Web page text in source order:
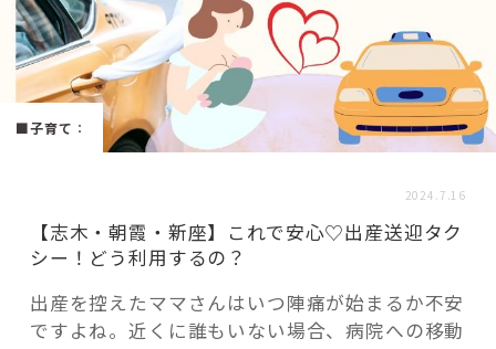
「場」
HAREL HAREL
活用事例
「モノ」
fleXe リノベ事例
■子育て ：
2024.7.16
【志木・朝霞・新座】これで安心♡出産送迎タク
シー！どう利用するの？
出産を控えたママさんはいつ陣痛が始まるか不安
ですよね。近くに誰もいない場合、病院への移動